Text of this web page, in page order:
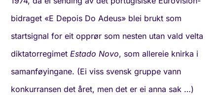
bidraget «E Depois Do Adeus» blei brukt som
startsignal for eit opprør som nesten utan vald velta
diktatorregimet Estado Novo, som allereie knirka i
samanføyingane. (Ei viss svensk gruppe vann
konkurransen det året, men det er ei anna sak …)